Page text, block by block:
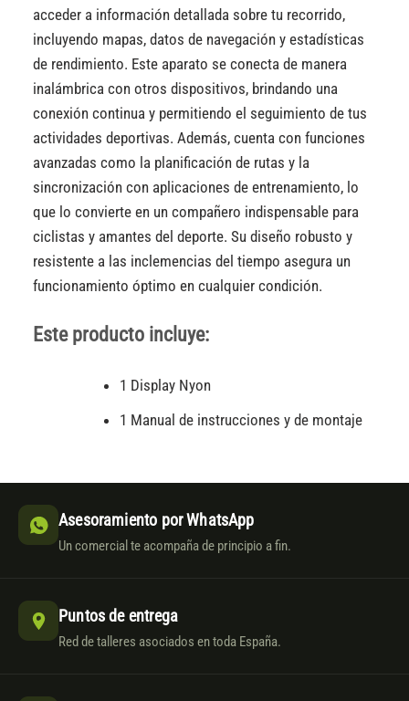
acceder a información detallada sobre tu recorrido,
incluyendo mapas, datos de navegación y estadísticas
de rendimiento. Este aparato se conecta de manera
inalámbrica con otros dispositivos, brindando una
conexión continua y permitiendo el seguimiento de tus
actividades deportivas. Además, cuenta con funciones
avanzadas como la planificación de rutas y la
sincronización con aplicaciones de entrenamiento, lo
que lo convierte en un compañero indispensable para
ciclistas y amantes del deporte. Su diseño robusto y
resistente a las inclemencias del tiempo asegura un
funcionamiento óptimo en cualquier condición.
Este producto incluye:
1 Display Nyon
1 Manual de instrucciones y de montaje
Asesoramiento por WhatsApp
Un comercial te acompaña de principio a fin.
Puntos de entrega
Red de talleres asociados en toda España.